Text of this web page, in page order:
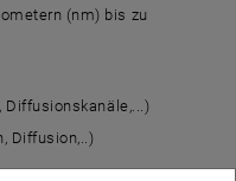
(nm) bis zu
Diffusionskanäle,...)
Diffusion,..)